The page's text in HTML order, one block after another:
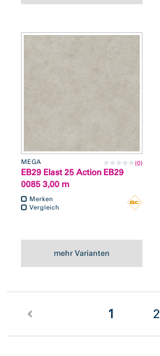
MEGA (0)
EB29 Elast 25 Action EB29
0085 3,00 m
Merken
Vergleich
mehr Varianten
1 (current)
2